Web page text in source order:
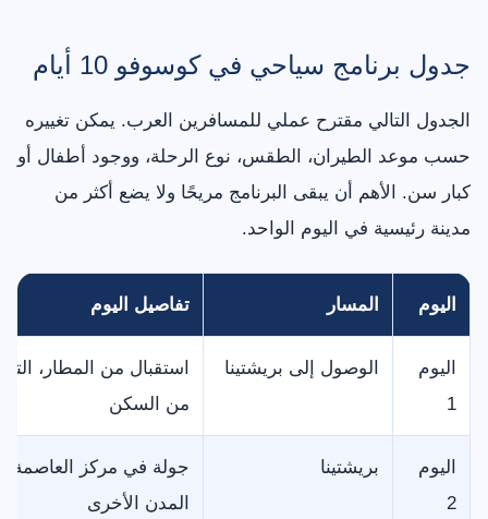
جدول برنامج سياحي في كوسوفو 10 أيام
الجدول التالي مقترح عملي للمسافرين العرب. يمكن تغييره
حسب موعد الطيران، الطقس، نوع الرحلة، ووجود أطفال أو
كبار سن. الأهم أن يبقى البرنامج مريحًا ولا يضع أكثر من
مدينة رئيسية في اليوم الواحد.
اليوم المسار تفاصيل اليوم
اليوم
1
الوصول إلى بريشتينا
استقبال من المطار،
من السكن
اليوم
2
بريشتينا
جولة في مركز العاصمة،
المدن الأخرى